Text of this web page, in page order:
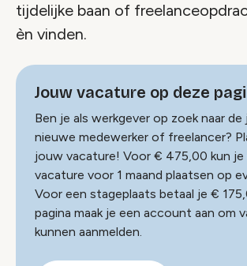
tijdelijke baan of
èn vinden.
Jouw vacature op deze
Ben je als werkgever op zoek naar de
nieuwe medewerker of freelancer?
jouw vacature! Voor € 475,00 kun je
vacature voor 1 maand plaatsen op
Voor een stageplaats betaal je €
pagina maak je een account aan om
kunnen aanmelden.